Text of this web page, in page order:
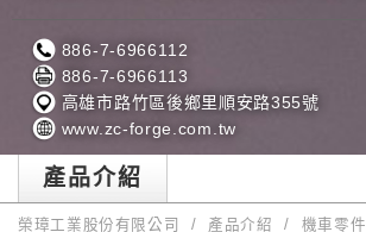
886-7-6966112
886-7-6966113
高雄市路竹區後鄉里順安路355號
www.zc-forge.com.tw
產品介紹
榮璋工業股份有限公司 產品介紹 機車零件